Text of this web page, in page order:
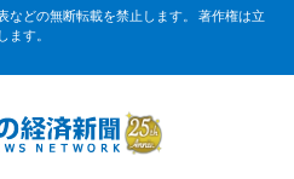
などの無断転載を禁止します。 著作権は立
す。